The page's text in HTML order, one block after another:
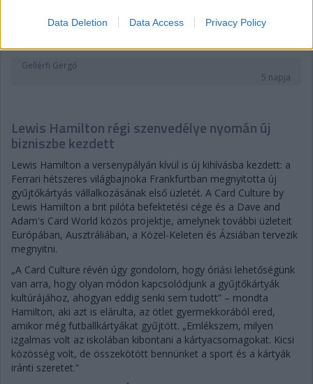
Data Deletion Data Access Privacy Policy
Gellérfi Gergő
5 napja
Lewis Hamilton régi szenvedélye nyomán új
bizniszbe kezdett
Lewis Hamilton a versenypályán kívül is új kihívásba kezdett: a
Ferrari hétszeres világbajnoka Frankfurtban megnyitotta új
gyűjtőkártyás vállalkozásának első üzletét. A Card Culture by
Lewis Hamilton a brit pilóta befektetési cége és a Dave and
Adam's Card World közös projektje, amelynek további üzleteit
Európában, Ausztráliában, a Közel-Keleten és Ázsiában tervezik
megnyitni.
„A Card Culture révén úgy gondolom, hogy óriási lehetőségünk
van arra, hogy olyan módon kapcsolódjunk a gyűjtőkártyák
kultúrájához, ahogyan eddig senki sem tudott” – mondta
Hamilton, aki azt is elárulta, az ötlet gyermekkorából ered,
amikor még futballkártyákat gyűjtött. „Emlékszem, milyen
izgalmas volt az iskolában kibontani a kártyacsomagokat. Kicsi
közösség volt, de összekötött bennünket a sport és a kártyák
iránti szeretet.”